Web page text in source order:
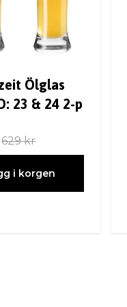
Ölglas
23 & 24 2-p
629 kr
i korgen